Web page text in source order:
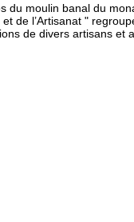
du moulin banal du
de l’Artisanat "
de divers artisans et